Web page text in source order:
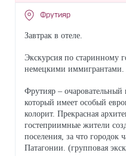
Фрутияр
Завтрак в отеле.
Экскурсия по старинному
немецкими иммигрантами.
Фрутияр – очаровательный
который имеет особый
колорит. Прекрасная
гостеприимные жители
поселения, за что
Патагонии. (групповая